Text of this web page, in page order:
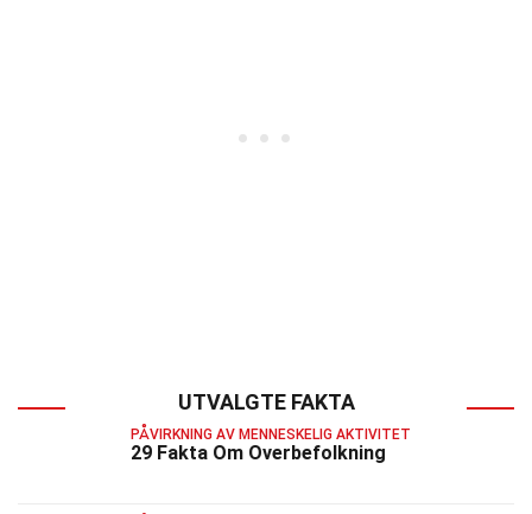
UTVALGTE FAKTA
PÅVIRKNING AV MENNESKELIG AKTIVITET
29 Fakta Om Overbefolkning